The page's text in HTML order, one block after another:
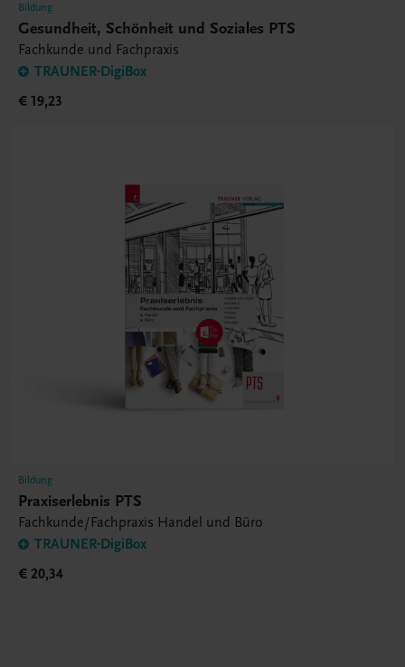
Bildung
Gesundheit, Schönheit und Soziales PTS
Fachkunde und Fachpraxis
TRAUNER-DigiBox
€ 19,23
Bildung
Praxiserlebnis PTS
Fachkunde/Fachpraxis Handel und Büro
TRAUNER-DigiBox
€ 20,34